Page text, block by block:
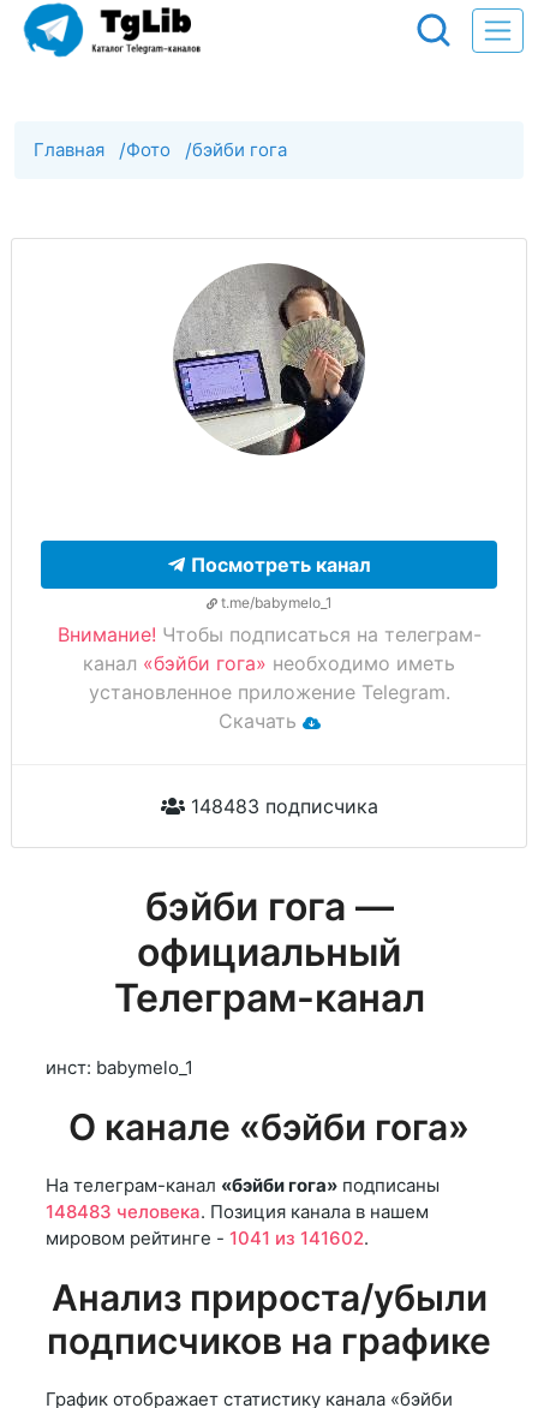
Главная /Фото /бэйби гога
Посмотреть канал
t.me/babymelo_1
Внимание! Чтобы подписаться на телеграм-
канал «бэйби гога» необходимо иметь
установленное приложение Telegram.
Скачать
148483 подписчика
бэйби гога —
официальный
Телеграм-канал
инст: babymelo_1
О канале «бэйби гога»
На телеграм-канал «бэйби гога» подписаны
148483 человека. Позиция канала в нашем
мировом рейтинге - 1041 из 141602.
Анализ прироста/убыли
подписчиков на графике
График отображает статистику канала «бэйби